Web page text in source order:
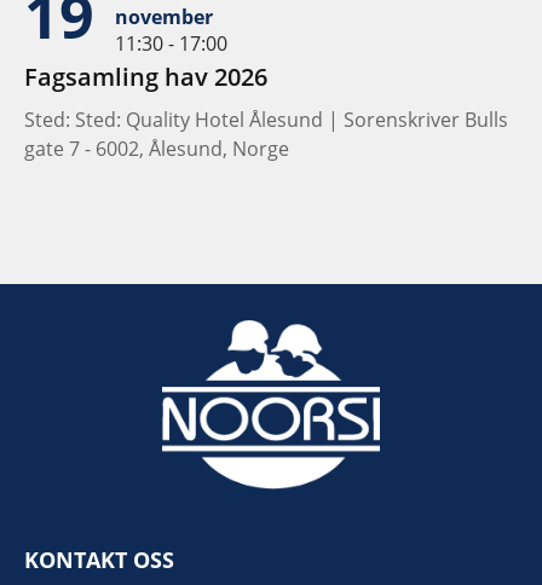
november
11:30 - 17:00
Fagsamling hav 2026
Sted: Sted: Quality Hotel Ålesund | Sorenskriver Bulls
gate 7 - 6002, Ålesund, Norge
KONTAKT OSS